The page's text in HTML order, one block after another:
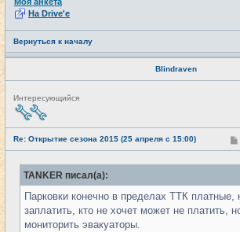
На Drive'e
Вернуться к началу
Blindraven
Н
е
в
т
и
Интересующийся
Re: Открытие сезона 2015 (25 апреля с 15:00)
TANKER писал(а):
Парковки конечно в пределах ТТК платные,
заплатить, кто не хочет может не платить,
мониторить эвакуаторы.